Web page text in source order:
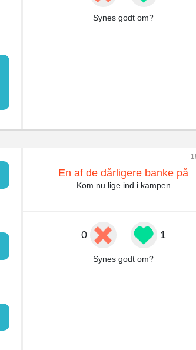
Synes godt om?
En af de dårligere banke på
Kom nu lige ind i kampen
0 1
Synes godt om?